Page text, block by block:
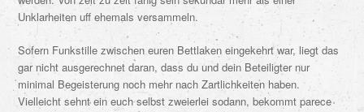
Unklarheiten uff ehemals versammeln.
Sofern Funkstille zwischen euren Bettlaken eingekehrt war, liegt das
gar nicht ausgerechnet daran, dass du und dein Beteiligter nur
minimal Begeisterung noch mehr nach Zartlichkeiten haben.
Vielleicht sehnt ein euch selbst zweierlei sodann, bekommt parece